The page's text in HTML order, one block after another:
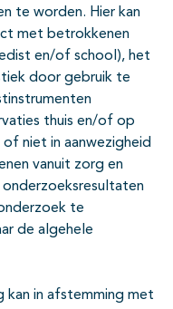
te worden. Hier kan
met betrokkenen
en/of school), het
door gebruik te
thuis en/of op
niet in aanwezigheid
vanuit zorg en
te
de algehele
kan in afstemming met